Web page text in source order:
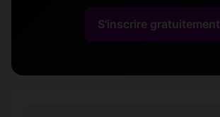
S'inscrire gratuitement